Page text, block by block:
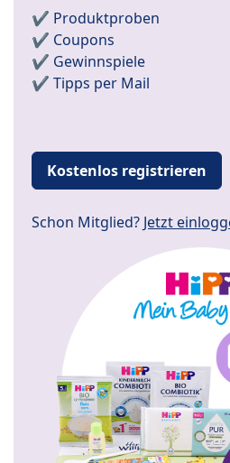
✔️ Produktproben
✔️ Coupons
✔️ Gewinnspiele
✔️ Tipps per Mail
Kostenlos registrieren
Schon Mitglied? Jetzt